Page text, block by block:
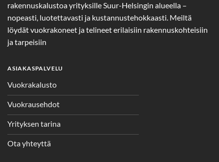
rakennuskalustoa yrityksille Suur-Helsingin alueella –
nopeasti, luotettavasti ja kustannustehokkaasti. Meiltä
löydät vuokrakoneet ja telineet erilaisiin rakennuskohteisiin
ja tarpeisiin
ASIAKASPALVELU
Vuokrakalusto
Vuokrausehdot
Yrityksen tarina
Ota yhteyttä